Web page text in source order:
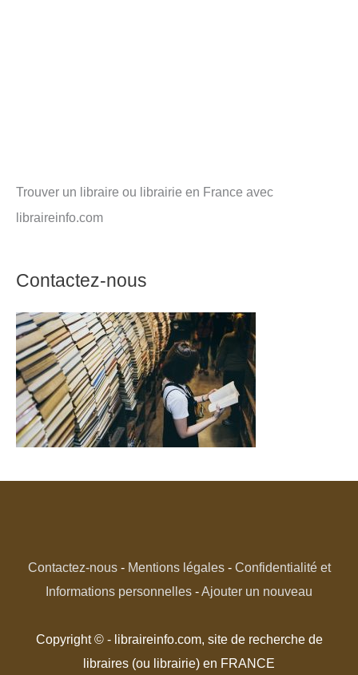
Trouver un libraire ou librairie en France avec
libraireinfo.com
Contactez-nous
Contactez-nous- Mentions légales- Confidentialité et
Informations personnelles - Ajouter un nouveau
Copyright © - libraireinfo.com, site de recherche de
libraires (ou librairie) en FRANCE